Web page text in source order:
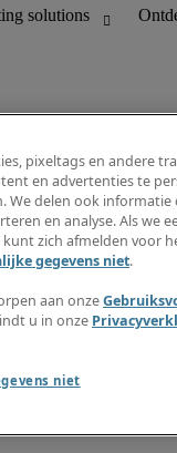
Inschrijven
Maak een
Timesheets
Ontdek
pixeltags en andere
en advertenties te
We delen ook
en analyse. Als we
zich afmelden voor
gegevens niet.
aan onze
u in onze
niet